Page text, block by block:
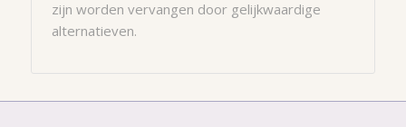
zijn worden vervangen door gelijkwaardige
alternatieven.